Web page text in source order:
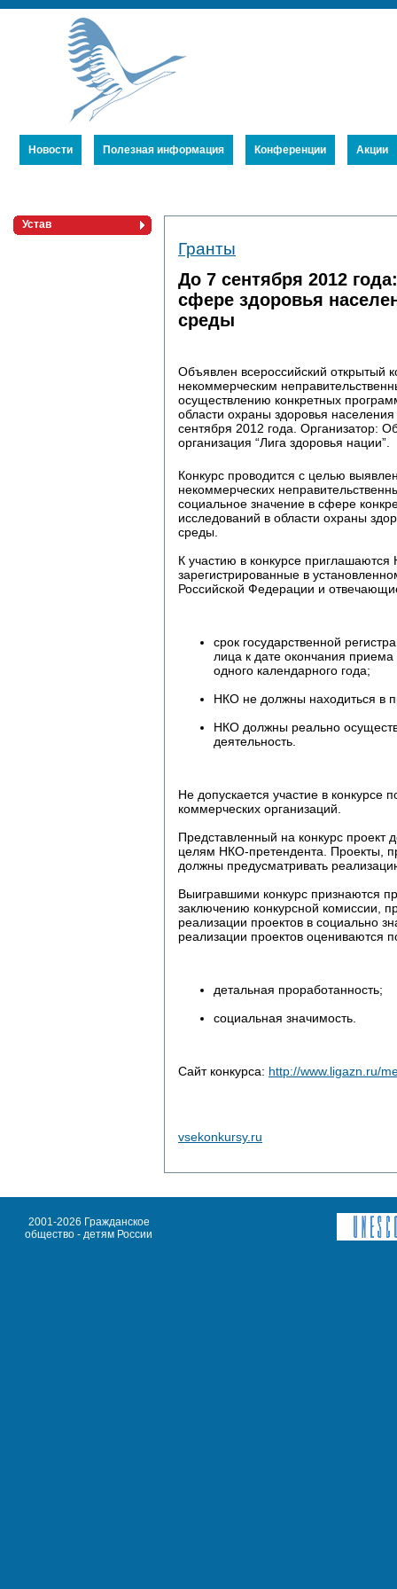
Новости Полезная информация Конференции Акции
Устав
Гранты
До 7 сентября 2012 года:
сфере здоровья
среды
Объявлен всероссийский открытый
некоммерческим
осуществлению конкретных
области охраны здоровья
сентября 2012 года. Организатор:
организация “Лига здоровья нации”.
Конкурс проводится с целью
некоммерческих
социальное значение в сфере
исследований в области охраны
среды.
К участию в конкурсе
зарегистрированные в
Российской Федерации и
срок государственной
лица к дате окончания
одного календарного года;
НКО не должны находиться в
НКО должны реально
деятельность.
Не допускается участие в конкурсе
коммерческих организаций.
Представленный на конкурс проект
целям НКО-претендента. Проекты,
должны предусматривать
Выигравшими конкурс признаются
заключению конкурсной комиссии,
реализации проектов в социально
реализации проектов оцениваются
детальная проработанность;
социальная значимость.
Сайт конкурса: http://www.ligazn.ru/
vsekonkursy.ru
2001-2026 Гражданское
общество - детям России